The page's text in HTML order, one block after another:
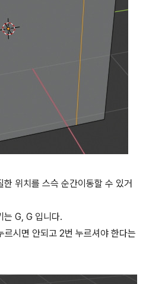
위치를 스슥 순간이동할 수 있거
는 G, G 입니다.
르시면 안되고 2번 누르셔야 한다는